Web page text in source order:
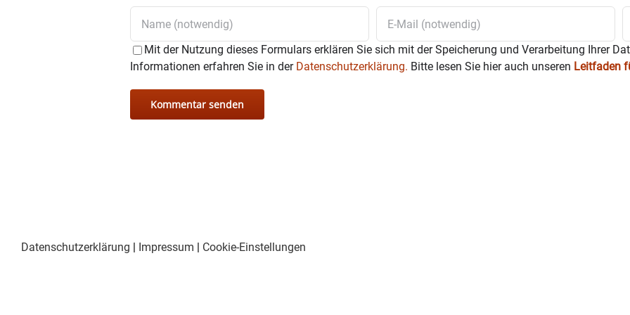
Mit der Nutzung dieses Formulars erklären Sie sich mit der Speicherung und Verarbeitung Ihrer
Informationen erfahren Sie in der Datenschutzerklärung. Bitte lesen Sie hier auch unseren Leitfaden
Datenschutzerklärung | Impressum | Cookie-Einstellungen